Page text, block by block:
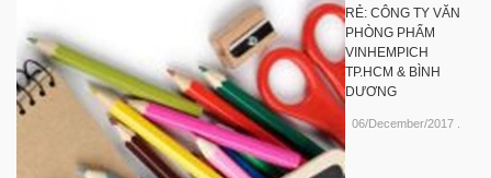
RẺ: CÔNG TY VĂN
PHÒNG PHẨM
VINHEMPICH
TP.HCM & BÌNH
DƯƠNG
06/December/2017